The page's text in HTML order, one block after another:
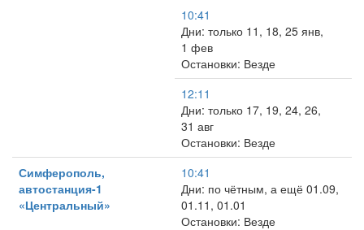
10:41
Дни: только 11, 18, 25 янв,
1 фев
Остановки: Везде
12:11
Дни: только 17, 19, 24, 26,
31 авг
Остановки: Везде
Симферополь,
автостанция-1
«Центральный»
10:41
Дни: по чётным, а ещё 01.09,
01.11, 01.01
Остановки: Везде